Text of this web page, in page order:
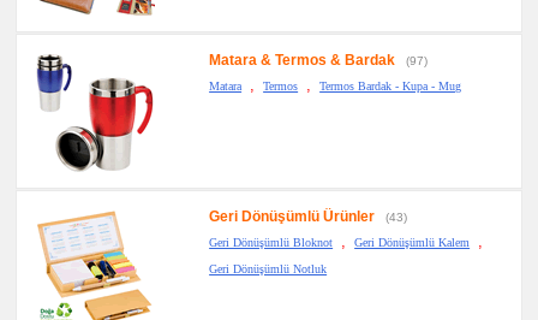
Matara & Termos & Bardak
(97)
Matara
, Termos , Termos Bardak - Kupa - Mug
Geri Dönüşümlü Ürünler
(43)
Geri Dönüşümlü Bloknot
, Geri Dönüşümlü Kalem ,
Geri Dönüşümlü Notluk
&
Matara
&
Termos
Bardak
promosyon
Geri
promosyon
Anahtarlık
promosyon
Hesap
Makinesi